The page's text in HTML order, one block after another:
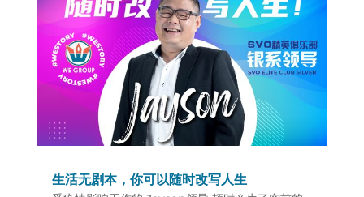
生活无剧本，你可以随时改写人生